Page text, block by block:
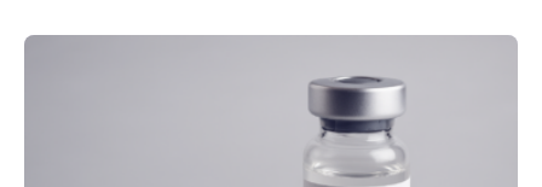
Dringend benötigt werden zielgerichtete Therapien, die
nur Tumorschwachstellen angreifen und normales
Gewebe verschonen. Forschende um Daniel Merk vom
Hertie-Institut für klinische Hirnforschung am